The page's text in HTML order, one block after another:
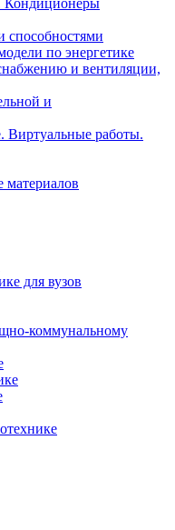
Кондиционеры
способностями
по энергетике
и вентиляции,
и
Виртуальные работы.
материалов
для вузов
коммунальному